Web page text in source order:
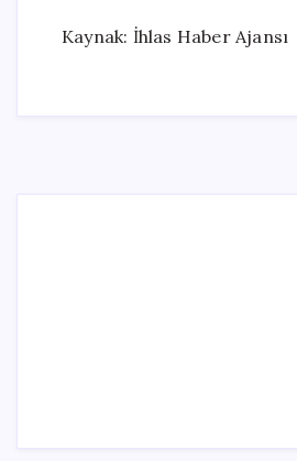
Kaynak: İhlas Haber Ajansı